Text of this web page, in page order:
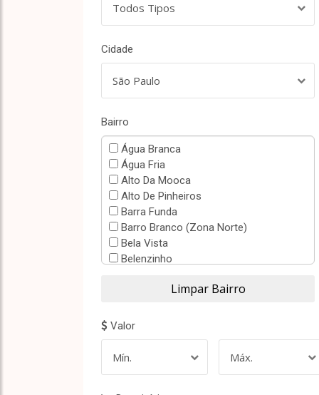
Todos Tipos
Cidade
São Paulo
Bairro
Água Branca
Água Fria
Alto Da Mooca
Alto De Pinheiros
Barra Funda
Barro Branco (Zona Norte)
Bela Vista
Belenzinho
Bortolândia
Brooklin Paulista
Campos Elíseos
Canindé
Valor
Mín. Máx.